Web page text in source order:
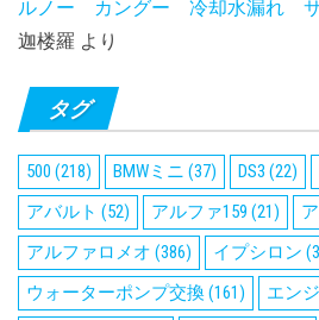
ルノー カングー 冷却水漏れ サ
迦楼羅 より
タグ
500 (218) BMWミニ (37) DS3 (22)
アバルト (52) アルファ159 (21)
アルファロメオ (386) イプシロン
ウォーターポンプ交換(161) エン